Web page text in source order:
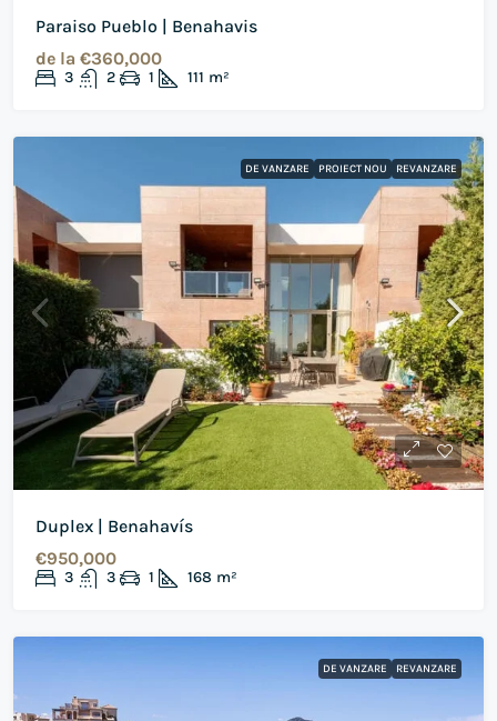
DE VANZARE
Paraiso Pueblo | Benahavis
de la €360,000
3 2 1 111 m²
DE VANZARE PROIECT NOU REVANZARE
Duplex | Benahavís
€950,000
3 3 1 168 m²
DE VANZARE REVANZARE